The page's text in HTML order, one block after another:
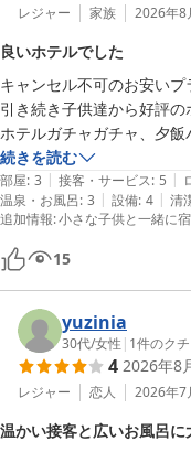
レジャー 家族 2026年8
良いホテルでした
キャンセル不可のお安い
引き続き子供達から好評
ホテルガチャガチャ、夕
好きなようです。
◯良かった点
料理→どれも美味しかった
カニのお味噌美味しい。オ
れるので新鮮。料理の盛り
お部屋→ロイヤル別館。
愛かった。冷蔵庫と冷房
わ。窓広くて気持ち良い
た(壁厚い？)
館内→清掃員さんが一列一
続きを読む
部屋: 3 | 接客・サービス: 5 |
温泉・お風呂: 3 | 設備: 4 | 清
追加情報:小さな子供と一緒に
15
yuzinia
30代/女性 | 1件のクチ
4 2026年8
レジャー 恋人 2026年7
温かい接客と広いお風呂に